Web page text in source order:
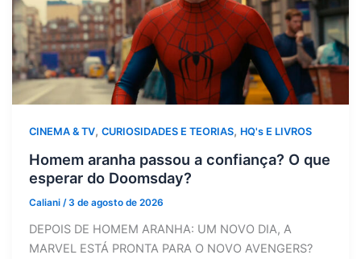
CINEMA & TV,CURIOSIDADES E TEORIAS, HQ's E LIVROS
Homem aranha passou a confiança? O que
esperar do Doomsday?
Caliani/3 de agosto de 2026
DEPOIS DE HOMEM ARANHA: UM NOVO DIA, A
MARVEL ESTÁ PRONTA PARA O NOVO AVENGERS?